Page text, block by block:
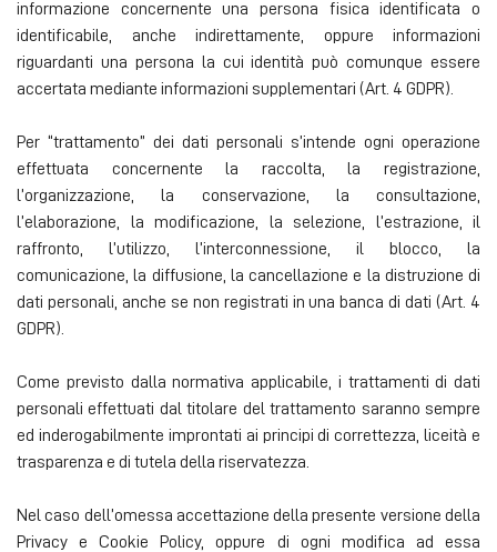
informazione concernente una persona fisica identificata o
identificabile, anche indirettamente, oppure informazioni
riguardanti una persona la cui identità può comunque essere
accertata mediante informazioni supplementari (Art. 4 GDPR).
Per “trattamento” dei dati personali s’intende ogni operazione
effettuata concernente la raccolta, la registrazione,
l’organizzazione, la conservazione, la consultazione,
l’elaborazione, la modificazione, la selezione, l’estrazione, il
raffronto, l’utilizzo, l’interconnessione, il blocco, la
comunicazione, la diffusione, la cancellazione e la distruzione di
dati personali, anche se non registrati in una banca di dati (Art. 4
GDPR).
Come previsto dalla normativa applicabile, i trattamenti di dati
personali effettuati dal titolare del trattamento saranno sempre
ed inderogabilmente improntati ai principi di correttezza, liceità e
trasparenza e di tutela della riservatezza.
Nel caso dell’omessa accettazione della presente versione della
Privacy e Cookie Policy, oppure di ogni modifica ad essa